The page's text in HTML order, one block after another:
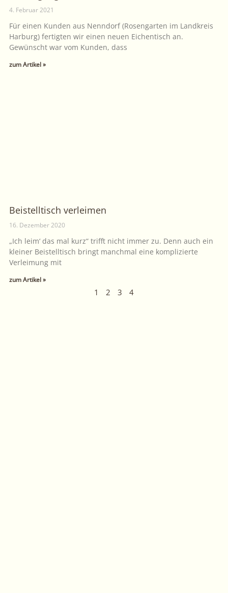
4. Februar 2021
Für einen Kunden aus Nenndorf (Rosengarten im Landkreis
Harburg) fertigten wir einen neuen Eichentisch an.
Gewünscht war vom Kunden, dass
zum Artikel »
Beistelltisch verleimen
16. Dezember 2020
„Ich leim‘ das mal kurz“ trifft nicht immer zu. Denn auch ein
kleiner Beistelltisch bringt manchmal eine komplizierte
Verleimung mit
zum Artikel »
1 2 3 4